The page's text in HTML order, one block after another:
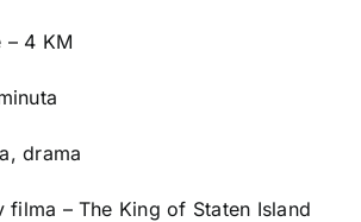
– 4 KM
drama
filma – The King of Staten Island